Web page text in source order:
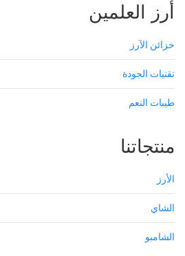
أرز العلمين
خزائن الآرز
تقنيات الجودة
طيبات النعم
منتجاتنا
الأرز
الشاي
الشامبو